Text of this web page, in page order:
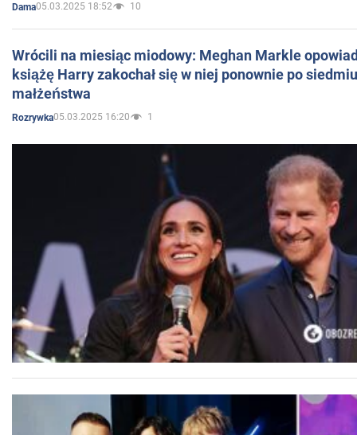
Dama05.03.2025 18:52 10
Wrócili na miesiąc miodowy: Meghan Markle
książę Harry zakochał się w niej ponownie po
małżeństwa
Rozrywka05.03.2025 16:20 1